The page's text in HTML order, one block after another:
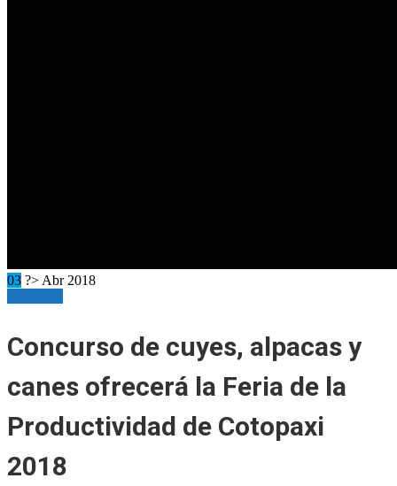
03 ?> Abr 2018
Concurso de cuyes, alpacas y
canes ofrecerá la Feria de la
Productividad de Cotopaxi
2018